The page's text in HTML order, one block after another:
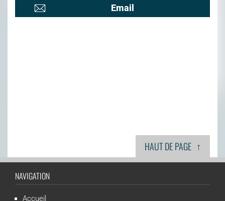
Email
HAUT DE PAGE ↑
NAVIGATION
Accueil